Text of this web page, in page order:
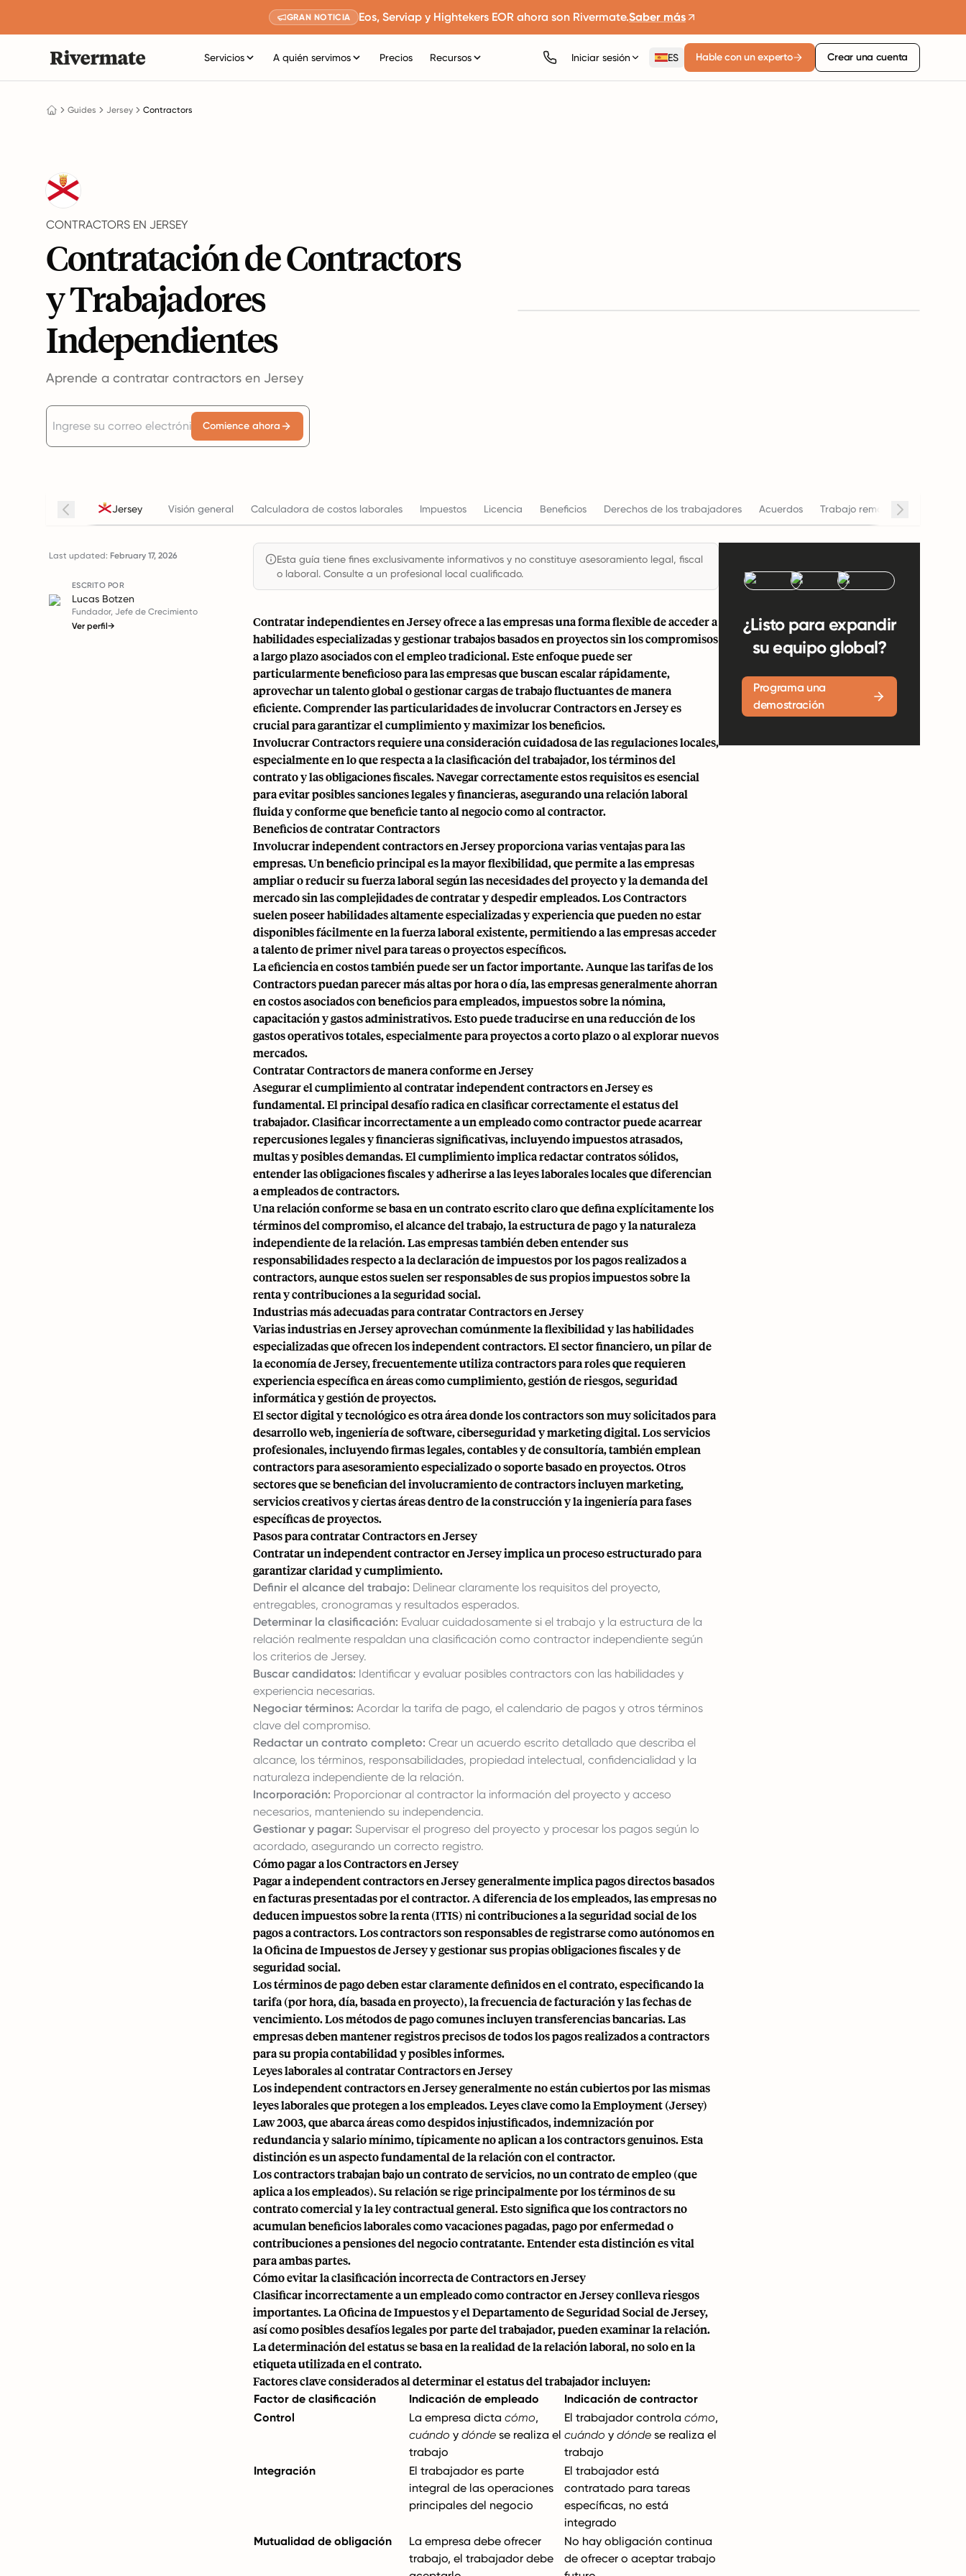
GRAN NOTICIA Eos, Serviap y Hightekers EOR ahora son Rivermate.Saber más
Servicios A quién servimos Precios Recursos Iniciar sesión ES Hable con un experto Crear una cuenta
Guides Jersey Contractors
CONTRACTORS EN JERSEY
Contratación de Contractors
y Trabajadores
Independientes
Aprende a contratar contractors en Jersey
Comience ahora
Jersey Visión general Calculadora de costos laborales Impuestos Licencia Beneficios Derechos de los trabajadores Acuerdos Trabajo remoto
Last updated: February 17, 2026
ESCRITO POR
Lucas Botzen
Fundador, Jefe de Crecimiento
Ver perfil→
Esta guía tiene fines exclusivamente informativos y no constituye asesoramiento legal, fiscal
o laboral. Consulte a un profesional local cualificado.
Contratar independientes en Jersey ofrece a las empresas una forma flexible de acceder a
habilidades especializadas y gestionar trabajos basados en proyectos sin los compromisos
a largo plazo asociados con el empleo tradicional. Este enfoque puede ser
particularmente beneficioso para las empresas que buscan escalar rápidamente,
aprovechar un talento global o gestionar cargas de trabajo fluctuantes de manera
eficiente. Comprender las particularidades de involucrar Contractors en Jersey es
crucial para garantizar el cumplimiento y maximizar los beneficios.
Involucrar Contractors requiere una consideración cuidadosa de las regulaciones locales,
especialmente en lo que respecta a la clasificación del trabajador, los términos del
contrato y las obligaciones fiscales. Navegar correctamente estos requisitos es esencial
para evitar posibles sanciones legales y financieras, asegurando una relación laboral
fluida y conforme que beneficie tanto al negocio como al contractor.
Beneficios de contratar Contractors
Involucrar independent contractors en Jersey proporciona varias ventajas para las
empresas. Un beneficio principal es la mayor flexibilidad, que permite a las empresas
ampliar o reducir su fuerza laboral según las necesidades del proyecto y la demanda del
mercado sin las complejidades de contratar y despedir empleados. Los Contractors
suelen poseer habilidades altamente especializadas y experiencia que pueden no estar
disponibles fácilmente en la fuerza laboral existente, permitiendo a las empresas acceder
a talento de primer nivel para tareas o proyectos específicos.
La eficiencia en costos también puede ser un factor importante. Aunque las tarifas de los
Contractors puedan parecer más altas por hora o día, las empresas generalmente ahorran
en costos asociados con beneficios para empleados, impuestos sobre la nómina,
capacitación y gastos administrativos. Esto puede traducirse en una reducción de los
gastos operativos totales, especialmente para proyectos a corto plazo o al explorar nuevos
mercados.
Contratar Contractors de manera conforme en Jersey
Asegurar el cumplimiento al contratar independent contractors en Jersey es
fundamental. El principal desafío radica en clasificar correctamente el estatus del
trabajador. Clasificar incorrectamente a un empleado como contractor puede acarrear
repercusiones legales y financieras significativas, incluyendo impuestos atrasados,
multas y posibles demandas. El cumplimiento implica redactar contratos sólidos,
entender las obligaciones fiscales y adherirse a las leyes laborales locales que diferencian
a empleados de contractors.
Una relación conforme se basa en un contrato escrito claro que defina explícitamente los
términos del compromiso, el alcance del trabajo, la estructura de pago y la naturaleza
independiente de la relación. Las empresas también deben entender sus
responsabilidades respecto a la declaración de impuestos por los pagos realizados a
contractors, aunque estos suelen ser responsables de sus propios impuestos sobre la
renta y contribuciones a la seguridad social.
Industrias más adecuadas para contratar Contractors en Jersey
Varias industrias en Jersey aprovechan comúnmente la flexibilidad y las habilidades
especializadas que ofrecen los independent contractors. El sector financiero, un pilar de
la economía de Jersey, frecuentemente utiliza contractors para roles que requieren
experiencia específica en áreas como cumplimiento, gestión de riesgos, seguridad
informática y gestión de proyectos.
El sector digital y tecnológico es otra área donde los contractors son muy solicitados para
desarrollo web, ingeniería de software, ciberseguridad y marketing digital. Los servicios
profesionales, incluyendo firmas legales, contables y de consultoría, también emplean
contractors para asesoramiento especializado o soporte basado en proyectos. Otros
sectores que se benefician del involucramiento de contractors incluyen marketing,
servicios creativos y ciertas áreas dentro de la construcción y la ingeniería para fases
específicas de proyectos.
Pasos para contratar Contractors en Jersey
Contratar un independent contractor en Jersey implica un proceso estructurado para
garantizar claridad y cumplimiento.
Definir el alcance del trabajo: Delinear claramente los requisitos del proyecto,
entregables, cronogramas y resultados esperados.
Determinar la clasificación: Evaluar cuidadosamente si el trabajo y la estructura de la
relación realmente respaldan una clasificación como contractor independiente según
los criterios de Jersey.
Buscar candidatos: Identificar y evaluar posibles contractors con las habilidades y
experiencia necesarias.
Negociar términos: Acordar la tarifa de pago, el calendario de pagos y otros términos
clave del compromiso.
Redactar un contrato completo: Crear un acuerdo escrito detallado que describa el
alcance, los términos, responsabilidades, propiedad intelectual, confidencialidad y la
naturaleza independiente de la relación.
Incorporación: Proporcionar al contractor la información del proyecto y acceso
necesarios, manteniendo su independencia.
Gestionar y pagar: Supervisar el progreso del proyecto y procesar los pagos según lo
acordado, asegurando un correcto registro.
Cómo pagar a los Contractors en Jersey
Pagar a independent contractors en Jersey generalmente implica pagos directos basados
en facturas presentadas por el contractor. A diferencia de los empleados, las empresas no
deducen impuestos sobre la renta (ITIS) ni contribuciones a la seguridad social de los
pagos a contractors. Los contractors son responsables de registrarse como autónomos en
la Oficina de Impuestos de Jersey y gestionar sus propias obligaciones fiscales y de
seguridad social.
Los términos de pago deben estar claramente definidos en el contrato, especificando la
tarifa (por hora, día, basada en proyecto), la frecuencia de facturación y las fechas de
vencimiento. Los métodos de pago comunes incluyen transferencias bancarias. Las
empresas deben mantener registros precisos de todos los pagos realizados a contractors
para su propia contabilidad y posibles informes.
Leyes laborales al contratar Contractors en Jersey
Los independent contractors en Jersey generalmente no están cubiertos por las mismas
leyes laborales que protegen a los empleados. Leyes clave como la Employment (Jersey)
Law 2003, que abarca áreas como despidos injustificados, indemnización por
redundancia y salario mínimo, típicamente no aplican a los contractors genuinos. Esta
distinción es un aspecto fundamental de la relación con el contractor.
Los contractors trabajan bajo un contrato de servicios, no un contrato de empleo (que
aplica a los empleados). Su relación se rige principalmente por los términos de su
contrato comercial y la ley contractual general. Esto significa que los contractors no
acumulan beneficios laborales como vacaciones pagadas, pago por enfermedad o
contribuciones a pensiones del negocio contratante. Entender esta distinción es vital
para ambas partes.
Cómo evitar la clasificación incorrecta de Contractors en Jersey
Clasificar incorrectamente a un empleado como contractor en Jersey conlleva riesgos
importantes. La Oficina de Impuestos y el Departamento de Seguridad Social de Jersey,
así como posibles desafíos legales por parte del trabajador, pueden examinar la relación.
La determinación del estatus se basa en la realidad de la relación laboral, no solo en la
etiqueta utilizada en el contrato.
Factores clave considerados al determinar el estatus del trabajador incluyen:
Factor de clasificación Indicación de empleado
Indicación de contractor
Control
La empresa dicta cómo,
cuándo y dónde se realiza el
trabajo
El trabajador controla cómo,
cuándo y dónde se realiza el
trabajo
Integración
El trabajador es parte
integral de las operaciones
principales del negocio
El trabajador está
contratado para tareas
específicas, no está
integrado
Mutualidad de obligación
La empresa debe ofrecer
trabajo, el trabajador debe
No hay obligación continua
de ofrecer o aceptar trabajo
¿Listo para expandir
su equipo global?
Programa una
demostración